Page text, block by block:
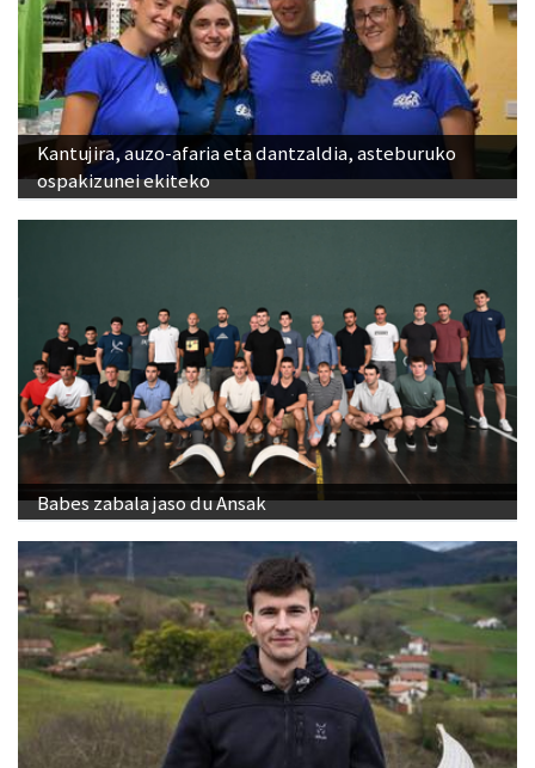
Kantujira, auzo-afaria eta dantzaldia, asteburuko
ospakizunei ekiteko
Babes zabala jaso du Ansak
"Banakako Txapelketan jokatzeko nire eskubidea